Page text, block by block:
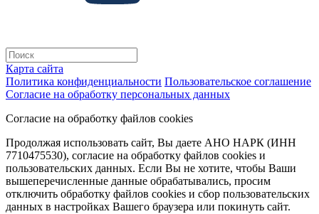
Карта сайта
Политика конфиденциальности Пользовательское соглашение
Согласие на обработку персональных данных
Согласие на обработку файлов cookies
Продолжая использовать сайт, Вы даете АНО НАРК (ИНН
7710475530), согласие на обработку файлов cookies и
пользовательских данных. Если Вы не хотите, чтобы Ваши
вышеперечисленные данные обрабатывались, просим
отключить обработку файлов cookies и сбор пользовательских
данных в настройках Вашего браузера или покинуть сайт.